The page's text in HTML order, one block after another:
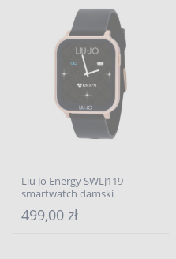
Liu Jo Energy SWLJ119 -
smartwatch damski
499,00 zł